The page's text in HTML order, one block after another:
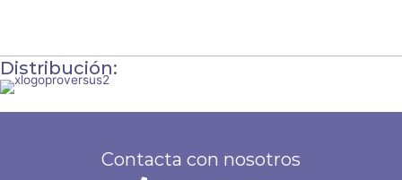
Distribución:
Contacta con nosotros